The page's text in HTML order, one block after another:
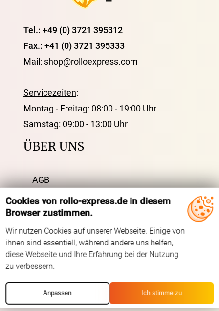
Cookies von rollo-express.de in diesem
Browser zustimmen.
Wir nutzen Cookies auf unserer Webseite. Einige von
ihnen sind essentiell, während andere uns helfen,
diese Webseite und Ihre Erfahrung bei der Nutzung
zu verbessern.
Anpassen Ich stimme zu
Tel.: +49 (0) 3721 395312
Fax.: +41 (0) 3721 395333
Mail: shop@rolloexpress.com
Servicezeiten:
Montag - Freitag: 08:00 - 19:00 Uhr
Samstag: 09:00 - 13:00 Uhr
ÜBER UNS
AGB
Impressum
Datenschutz
FAQ
Kontakt
Zahlarten
VERSAND
Kostenloser Musterversand